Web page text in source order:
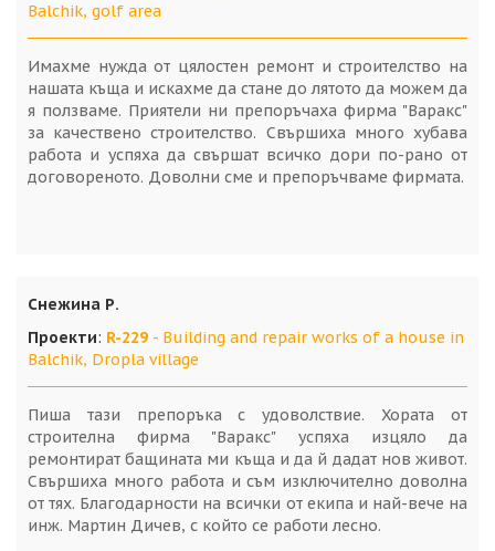
Balchik, golf area
Имахме нужда от цялостен ремонт и строителство на
нашата къща и искахме да стане до лятото да можем да
я ползваме. Приятели ни препоръчаха фирма "Варакс"
за качествено строителство. Свършиха много хубава
работа и успяха да свършат всичко дори по-рано от
договореното. Доволни сме и препоръчваме фирмата.
Снежина Р.
Проекти: R-229 - Building and repair works of a house in
Balchik, Dropla village
Пиша тази препоръка с удоволствие. Хората от
строителна фирма "Варакс" успяха изцяло да
ремонтират бащината ми къща и да й дадат нов живот.
Свършиха много работа и съм изключително доволна
от тях. Благодарности на всички от екипа и най-вече на
инж. Мартин Дичев, с който се работи лесно.